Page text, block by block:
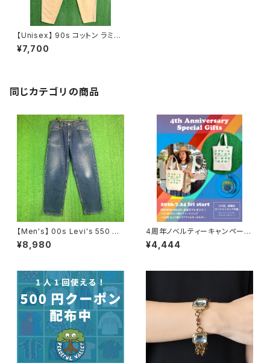
【Unisex】 90s コットン ラミー
パンツ / パンツ 古着 レディース
メンズ N0248
¥7,700
同じカテゴリの商品
【Men's】 00s Levi's 550 デ
ニムパンツ / 古着 リーバイス ジ
ーンズ ジーパン メンズ デニム
¥8,980
4周年ノベルティーキャンペーン
開催中！
¥4,444